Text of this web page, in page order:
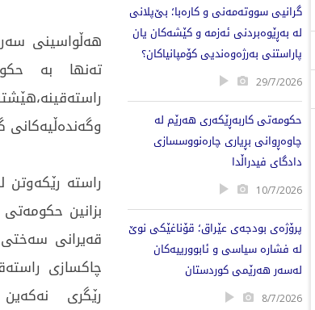
گرانیی سووتەمەنی و کارەبا؛ بێ‌پلانی
لە بەڕێوەبردنی ئەزمە و کێشەکان یان
پاراستنی بەرژەوەندیی کۆمپانیاکان؟
29/7/2026
حکومەتی کاربەڕێکەری هەرێم لە
چاوەڕوانی بڕیاری چارەنووسسازی
دادگای فیدراڵدا
10/7/2026
پرۆژەی بودجەی عێراق؛ قۆناغێکی نوێ
لە فشارە سیاسی و ئابوورییەکان
لەسەر هەرێمی کوردستان
8/7/2026
هەڵواسینی
تەنها بە
وگەندەڵیەكانی
راستە رێكەوتن
قەیرانی
چاكسازی
رێگری